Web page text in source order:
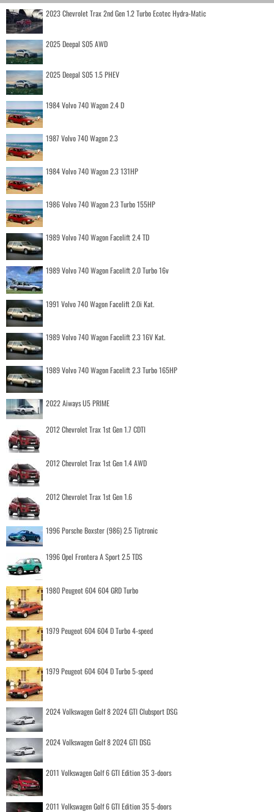
2023 Chevrolet Trax 2nd Gen 1.2 Turbo Ecotec Hydra-Matic
2025 Deepal S05 AWD
2025 Deepal S05 1.5 PHEV
1984 Volvo 740 Wagon 2.4 D
1987 Volvo 740 Wagon 2.3
1984 Volvo 740 Wagon 2.3 131HP
1986 Volvo 740 Wagon 2.3 Turbo 155HP
1989 Volvo 740 Wagon Facelift 2.4 TD
1989 Volvo 740 Wagon Facelift 2.0 Turbo 16v
1991 Volvo 740 Wagon Facelift 2.0i Kat.
1989 Volvo 740 Wagon Facelift 2.3 16V Kat.
1989 Volvo 740 Wagon Facelift 2.3 Turbo 165HP
2022 Aiways U5 PRIME
2012 Chevrolet Trax 1st Gen 1.7 CDTI
2012 Chevrolet Trax 1st Gen 1.4 AWD
2012 Chevrolet Trax 1st Gen 1.6
1996 Porsche Boxster (986) 2.5 Tiptronic
1996 Opel Frontera A Sport 2.5 TDS
1980 Peugeot 604 604 GRD Turbo
1979 Peugeot 604 604 D Turbo 4-speed
1979 Peugeot 604 604 D Turbo 5-speed
2024 Volkswagen Golf 8 2024 GTI Clubsport DSG
2024 Volkswagen Golf 8 2024 GTI DSG
2011 Volkswagen Golf 6 GTI Edition 35 3-doors
2011 Volkswagen Golf 6 GTI Edition 35 5-doors